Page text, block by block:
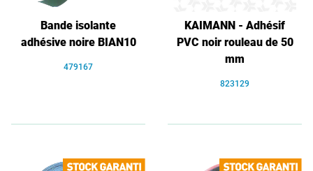
Bande isolante
adhésive noire BIAN10
479167
KAIMANN - Adhésif
PVC noir rouleau de 50
mm
823129